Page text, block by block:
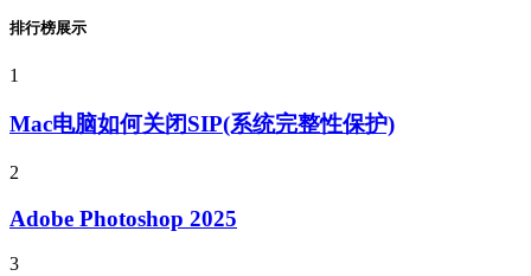
排行榜展示
1
Mac电脑如何关闭SIP(系统完整性保护)
2
Adobe Photoshop 2025
3